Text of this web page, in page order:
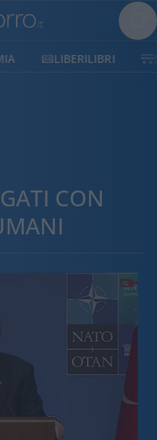
SHOP SOSTIENICI
CON